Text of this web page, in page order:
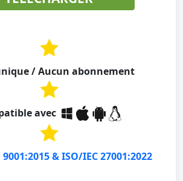
/ Aucun abonnement
avec
9001:2015 & ISO/IEC 27001:2022